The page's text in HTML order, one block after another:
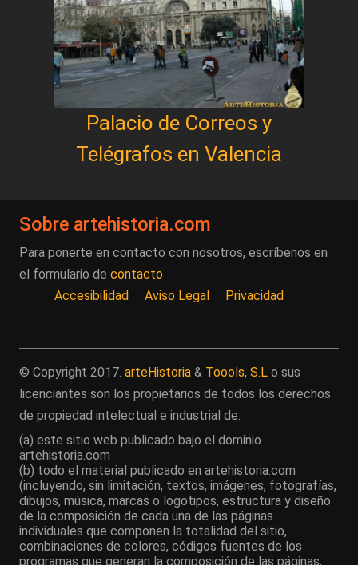
Palacio de Correos y
Telégrafos en Valencia
Sobre artehistoria.com
Para ponerte en contacto con nosotros, escríbenos en
el formulario de contacto
Accesibilidad
Aviso Legal Privacidad
© Copyright 2017. arteHistoria & Toools, S.L o sus
licenciantes son los propietarios de todos los derechos
de propiedad intelectual e industrial de:
(a) este sitio web publicado bajo el dominio
artehistoria.com
(b) todo el material publicado en artehistoria.com
(incluyendo, sin limitación, textos, imágenes, fotografías,
dibujos, música, marcas o logotipos, estructura y diseño
de la composición de cada una de las páginas
individuales que componen la totalidad del sitio,
combinaciones de colores, códigos fuentes de los
programas que generan la composición de las páginas,